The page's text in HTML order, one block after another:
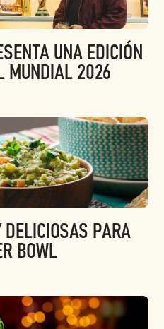
UNA EDICIÓN
MUNDIAL 2026
DELICIOSAS PARA
BOWL